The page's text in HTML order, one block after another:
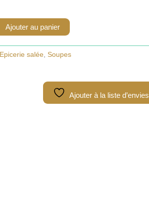
Ajouter au panier
Epicerie salée, Soupes
Ajouter à la liste d’envies